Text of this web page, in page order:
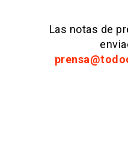
Las notas de